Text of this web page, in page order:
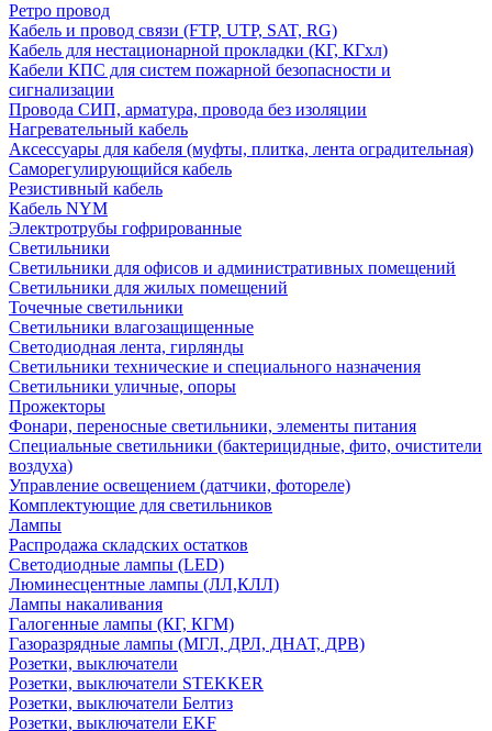
Ретро провод
Кабель и провод связи (FTP, UTP, SAT, RG)
Кабель для нестационарной прокладки (КГ, КГхл)
Кабели КПС для систем пожарной безопасности и
сигнализации
Провода СИП, арматура, провода без изоляции
Нагревательный кабель
Аксессуары для кабеля (муфты, плитка, лента оградительная)
Саморегулирующийся кабель
Резистивный кабель
Кабель NYM
Электротрубы гофрированные
Светильники
Светильники для офисов и административных помещений
Светильники для жилых помещений
Точечные светильники
Светильники влагозащищенные
Светодиодная лента, гирлянды
Светильники технические и специального назначения
Светильники уличные, опоры
Прожекторы
Фонари, переносные светильники, элементы питания
Специальные светильники (бактерицидные, фито, очистители
воздуха)
Управление освещением (датчики, фотореле)
Комплектующие для светильников
Лампы
Распродажа складских остатков
Светодиодные лампы (LED)
Люминесцентные лампы (ЛЛ,КЛЛ)
Лампы накаливания
Галогенные лампы (КГ, КГМ)
Газоразрядные лампы (МГЛ, ДРЛ, ДНАТ, ДРВ)
Розетки, выключатели
Розетки, выключатели STEKKER
Розетки, выключатели Белтиз
Розетки, выключатели EKF